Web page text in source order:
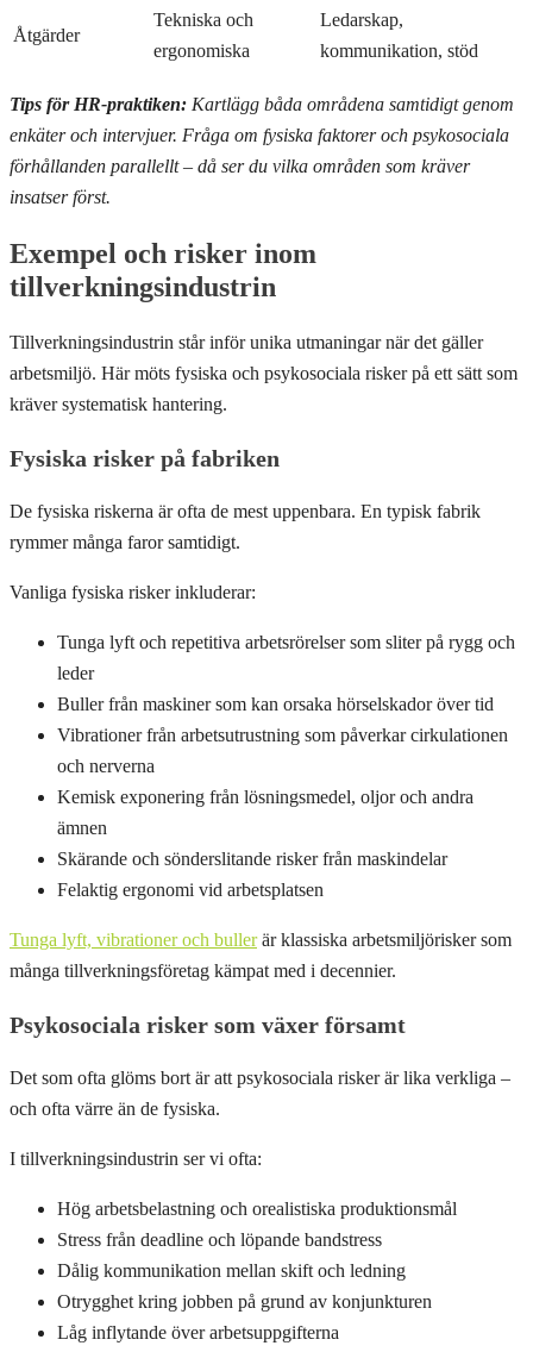
Åtgärder
Tekniska och
ergonomiska
Ledarskap,
kommunikation, stöd
Tips för HR-praktiken: Kartlägg båda områdena samtidigt genom
enkäter och intervjuer. Fråga om fysiska faktorer och psykosociala
förhållanden parallellt – då ser du vilka områden som kräver
insatser först.
Exempel och risker inom
tillverkningsindustrin
Tillverkningsindustrin står inför unika utmaningar när det gäller
arbetsmiljö. Här möts fysiska och psykosociala risker på ett sätt som
kräver systematisk hantering.
Fysiska risker på fabriken
De fysiska riskerna är ofta de mest uppenbara. En typisk fabrik
rymmer många faror samtidigt.
Vanliga fysiska risker inkluderar:
Tunga lyft och repetitiva arbetsrörelser som sliter på rygg och
leder
Buller från maskiner som kan orsaka hörselskador över tid
Vibrationer från arbetsutrustning som påverkar cirkulationen
och nerverna
Kemisk exponering från lösningsmedel, oljor och andra
ämnen
Skärande och sönderslitande risker från maskindelar
Felaktig ergonomi vid arbetsplatsen
Tunga lyft, vibrationer och bullerär klassiska arbetsmiljörisker som
många tillverkningsföretag kämpat med i decennier.
Psykosociala risker som växer församt
Det som ofta glöms bort är att psykosociala risker är lika verkliga –
och ofta värre än de fysiska.
I tillverkningsindustrin ser vi ofta:
Hög arbetsbelastning och orealistiska produktionsmål
Stress från deadline och löpande bandstress
Dålig kommunikation mellan skift och ledning
Otrygghet kring jobben på grund av konjunkturen
Låg inflytande över arbetsuppgifterna